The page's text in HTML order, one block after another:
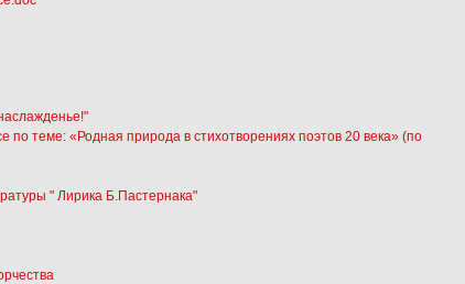
по теме: «Родная природа в стихотворениях поэтов 20 века» (по
" Лирика Б.Пастернака"